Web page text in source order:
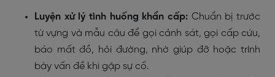
Luyện xử lý tình huống khẩn cấp: Chuẩn bị trước
từ vựng và mẫu câu để gọi cảnh sát, gọi cấp cứu,
báo mất đồ, hỏi đường, nhờ giúp đỡ hoặc trình
bày vấn đề khi gặp sự cố.